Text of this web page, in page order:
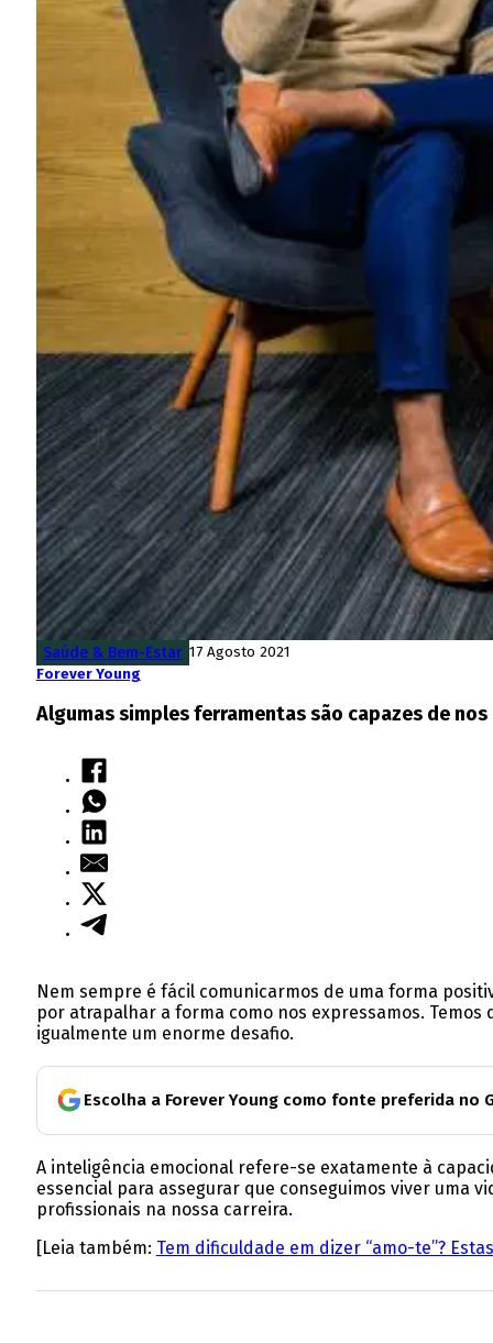
Saúde & Bem-Estar 17 Agosto 2021
Forever Young
Algumas simples ferramentas são capazes de
Nem sempre é fácil comunicarmos de uma forma
por atrapalhar a forma como nos expressamos.
igualmente um enorme desafio.
Escolha a Forever Young como fonte preferida no
A inteligência emocional refere-se exatamente à
essencial para assegurar que conseguimos viver uma
profissionais na nossa carreira.
[Leia também: Tem dificuldade em dizer “amo-te”?